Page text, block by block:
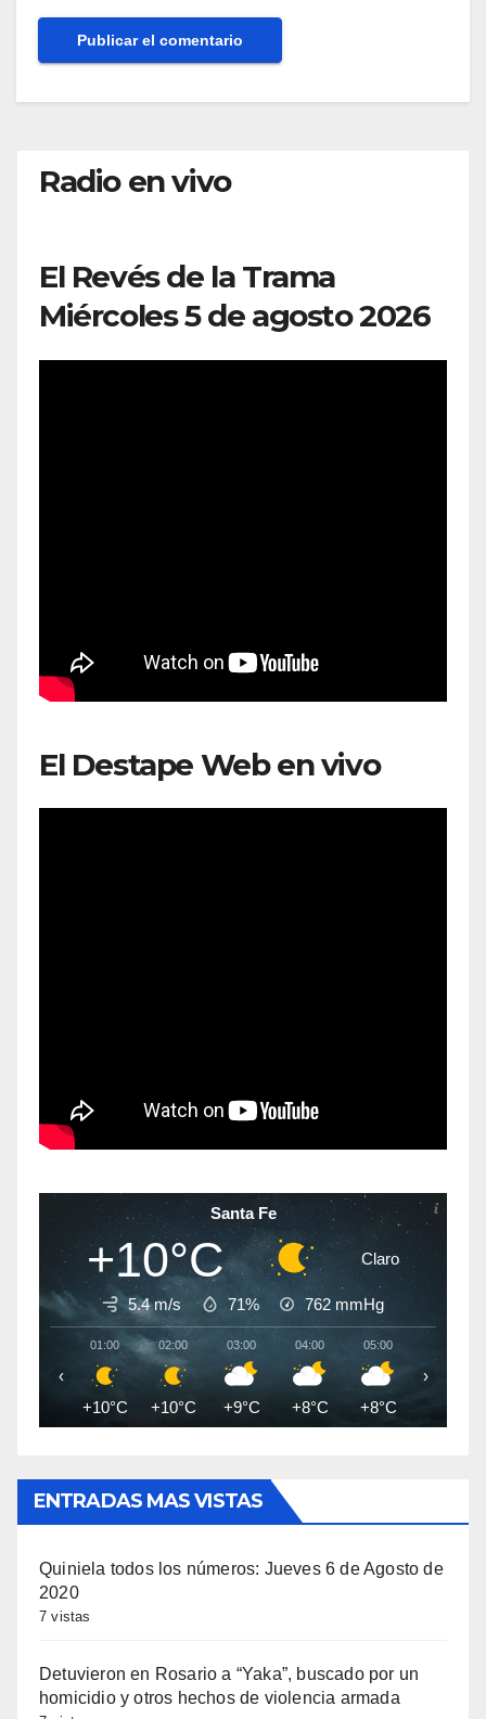
Radio en vivo
El Revés de la Trama
Miércoles 5 de agosto 2026
El Destape Web en vivo
Santa Fe
+10°C Claro
5.4 m/s 71% 762 mmHg
01:00
+10°C
02:00
+10°C
03:00
+9°C
04:00
+8°C
05:00
+8°C +8°C
‹ ›
ENTRADAS MAS VISTAS
Quiniela todos los números: Jueves 6 de Agosto de
2020
7 vistas
Detuvieron en Rosario a “Yaka”, buscado por un
homicidio y otros hechos de violencia armada